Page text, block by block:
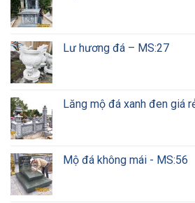
Lư hương đá – MS:27
Lăng mộ đá xanh đen giá
Mộ đá không mái - MS:56